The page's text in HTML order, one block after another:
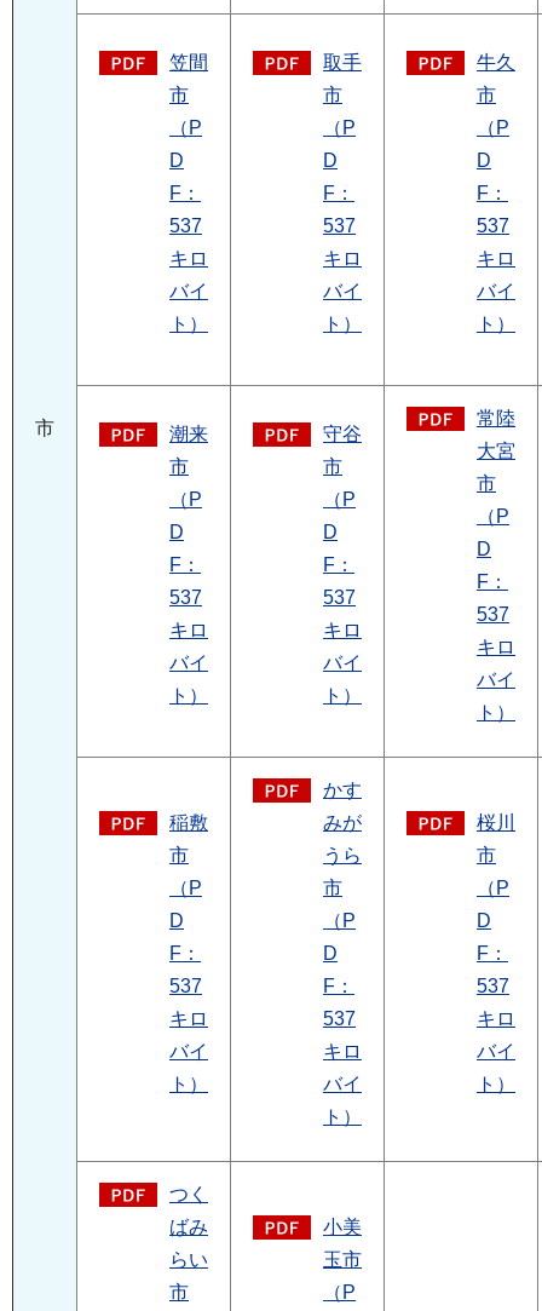
市
笠間
市
（P
D
F：
537
キロ
バイ
ト）
取手
市
（P
D
F：
537
キロ
バイ
ト）
牛久
市
（P
D
F：
537
キロ
バイ
ト）
潮来
市
（P
D
F：
537
キロ
バイ
ト）
守谷
市
（P
D
F：
537
キロ
バイ
ト）
常陸
大宮
市
（P
D
F：
537
キロ
バイ
ト）
稲敷
市
（P
D
F：
537
キロ
バイ
ト）
かす
みが
うら
市
（P
D
F：
537
キロ
バイ
ト）
桜川
市
（P
D
F：
537
キロ
バイ
ト）
つく
ばみ
らい
市
小美
玉市
（P